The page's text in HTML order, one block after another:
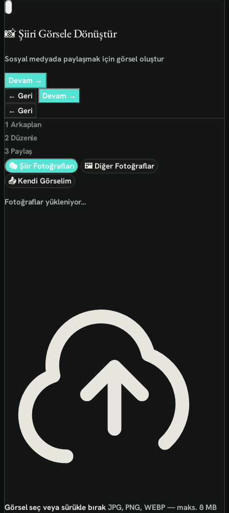
📸 Şiiri Görsele Dönüştür
Sosyal medyada paylaşmak için görsel oluştur
Devam →
← Geri
Devam →
← Geri
1 Arkaplan
2Düzenle
3Paylaş
🎭 Şiir Fotoğrafları
🖼 Diğer Fotoğraflar
📤 Kendi Görselim
Fotoğraflar yükleniyor…
Görsel seç veya sürükle bırak JPG, PNG, WEBP — maks. 8 MB